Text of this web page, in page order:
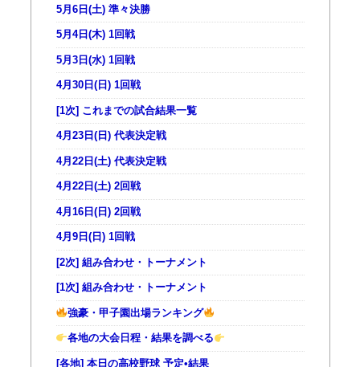
5月6日(土) 準々決勝
5月4日(木) 1回戦
5月3日(水) 1回戦
4月30日(日) 1回戦
[1次] これまでの試合結果一覧
4月23日(日) 代表決定戦
4月22日(土) 代表決定戦
4月22日(土) 2回戦
4月16日(日) 2回戦
4月9日(日) 1回戦
[2次] 組み合わせ・トーナメント
[1次] 組み合わせ・トーナメント
強豪・甲子園出場ランキング
各地の大会日程・結果を調べる
[各地] 本日の高校野球 予定•結果